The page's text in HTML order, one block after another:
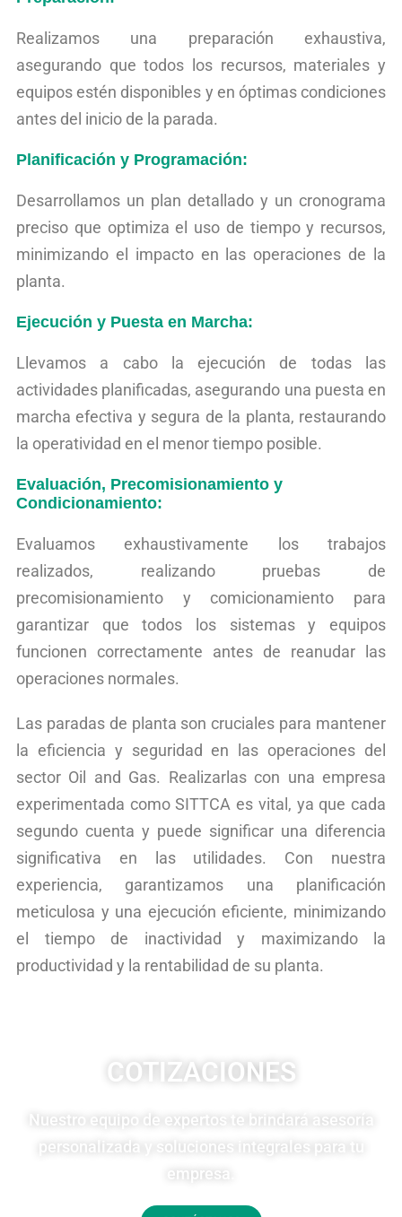
Realizamos una preparación exhaustiva,
asegurando que todos los recursos, materiales y
equipos estén disponibles y en óptimas condiciones
antes del inicio de la parada.
Planificación y Programación:
Desarrollamos un plan detallado y un cronograma
preciso que optimiza el uso de tiempo y recursos,
minimizando el impacto en las operaciones de la
planta.
Ejecución y Puesta en Marcha:
Llevamos a cabo la ejecución de todas las
actividades planificadas, asegurando una puesta en
marcha efectiva y segura de la planta, restaurando
la operatividad en el menor tiempo posible.
Evaluación, Precomisionamiento y
Condicionamiento:
Evaluamos exhaustivamente los trabajos
realizados, realizando pruebas de
precomisionamiento y comicionamiento para
garantizar que todos los sistemas y equipos
funcionen correctamente antes de reanudar las
operaciones normales.
Las paradas de planta son cruciales para mantener
la eficiencia y seguridad en las operaciones del
sector Oil and Gas. Realizarlas con una empresa
experimentada como SITTCA es vital, ya que cada
segundo cuenta y puede significar una diferencia
significativa en las utilidades. Con nuestra
experiencia, garantizamos una planificación
meticulosa y una ejecución eficiente, minimizando
el tiempo de inactividad y maximizando la
productividad y la rentabilidad de su planta.
COTIZACIONES
Nuestro equipo de expertos te brindará asesoría
personalizada y soluciones integrales para tu
empresa.